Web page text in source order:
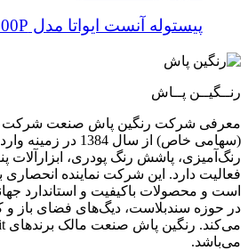
پیستوله آنست ایواتا مدل W-200P
رنــگیــن پــاش
معرفی شرکت رنگین پاش صنعت شرکت
(سهامی خاص) از سال
رنگ‌آمیزی، پاشش رنگ پودری، ابزارآلات
است و محصولات باکیفیت و استاندارد
در حوزه سندبلاست، دیگ‌های فضای باز و
می‌باشد.